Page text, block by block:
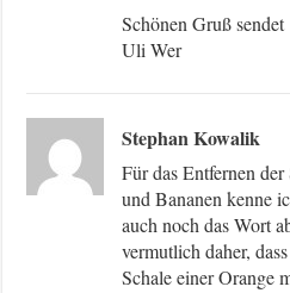
Schönen Gruß sendet
Uli Wer
Stephan Kowalik
Für das Entfernen
und Bananen kenne
auch noch das Wort
vermutlich daher,
Schale einer Orange